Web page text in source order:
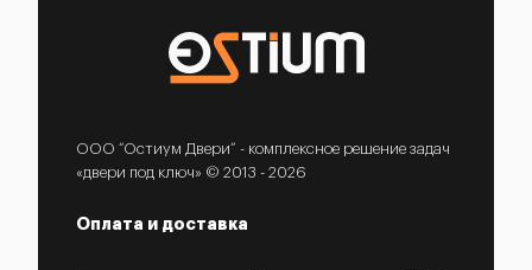
ООО “Остиум Двери” - комплексное решение задач
«двери под ключ» © 2013 - 2026
Оплата и доставка